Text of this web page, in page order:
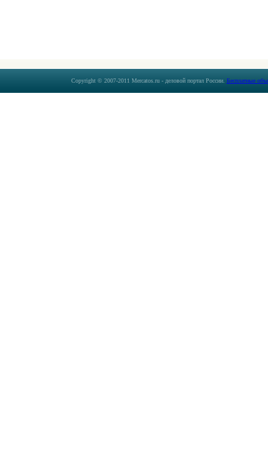
Copyright © 2007-2011 Mercatos.ru - деловой портал России. Бесплатные